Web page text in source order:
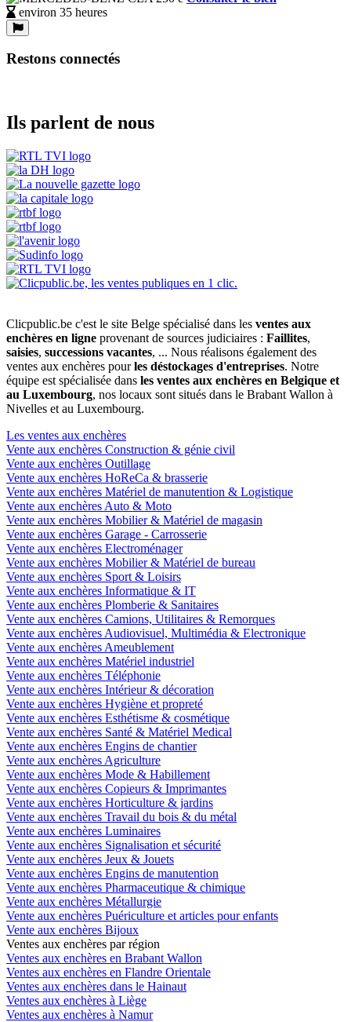
environ 35 heures
Restons connectés
Ils parlent de nous
Clicpublic.be c'est le site Belge spécialisé dans les ventes aux
enchères en ligne provenant de sources judiciaires : Faillites,
saisies, successions vacantes, ... Nous réalisons également des
ventes aux enchères pourles déstockages d'entreprises. Notre
équipe est spécialisée dans les ventes aux enchères en Belgique et
au Luxembourg, nos locaux sont situés dans le Brabant Wallon à
Nivelles et au Luxembourg.
Les ventes aux enchères
Vente aux enchères Construction & génie civil
Vente aux enchères Outillage
Vente aux enchères HoReCa & brasserie
Vente aux enchères Matériel de manutention & Logistique
Vente aux enchères Auto & Moto
Vente aux enchères Mobilier & Matériel de magasin
Vente aux enchères Garage - Carrosserie
Vente aux enchères Electroménager
Vente aux enchères Mobilier & Matériel de bureau
Vente aux enchères Sport & Loisirs
Vente aux enchères Informatique & IT
Vente aux enchères Plomberie & Sanitaires
Vente aux enchères Camions, Utilitaires & Remorques
Vente aux enchères Audiovisuel, Multimédia & Electronique
Vente aux enchères Ameublement
Vente aux enchères Matériel industriel
Vente aux enchères Téléphonie
Vente aux enchères Intérieur & décoration
Vente aux enchères Hygiène et propreté
Vente aux enchères Esthétisme & cosmétique
Vente aux enchères Santé & Matériel Medical
Vente aux enchères Engins de chantier
Vente aux enchères Agriculture
Vente aux enchères Mode & Habillement
Vente aux enchères Copieurs & Imprimantes
Vente aux enchères Horticulture & jardins
Vente aux enchères Travail du bois & du métal
Vente aux enchères Luminaires
Vente aux enchères Signalisation et sécurité
Vente aux enchères Jeux & Jouets
Vente aux enchères Engins de manutention
Vente aux enchères Pharmaceutique & chimique
Vente aux enchères Métallurgie
Vente aux enchères Puériculture et articles pour enfants
Vente aux enchères Bijoux
Ventes aux enchères par région
Ventes aux enchères en Brabant Wallon
Ventes aux enchères en Flandre Orientale
Ventes aux enchères dans le Hainaut
Ventes aux enchères à Liège
Ventes aux enchères à Namur